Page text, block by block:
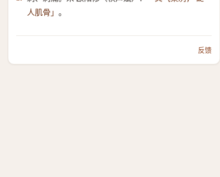
人肌骨」 。
反馈